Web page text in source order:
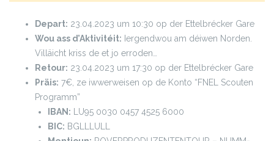
Depart: 23.04.2023 um 10:30 op der Ettelbrécker Gare
Wou ass d’Aktivitéit: Iergendwou am déiwen Norden.
Villäicht kriss de et jo erroden…
Retour: 23.04.2023 um 17:30 op der Ettelbrécker Gare
Präis: 7€, ze iwwerweisen op de Konto “FNEL Scouten
Programm”
IBAN: LU95 0030 0457 4525 6000
BIC: BGLLLULL